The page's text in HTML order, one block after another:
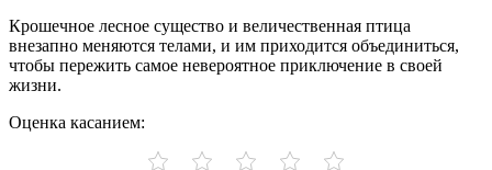
Крошечное лесное существо и величественная птица
внезапно меняются телами, и им приходится объединиться,
чтобы пережить самое невероятное приключение в своей
жизни.
Оценка касанием: